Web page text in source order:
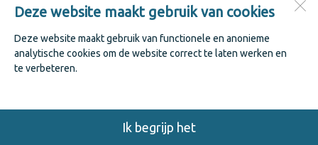
Deze website maakt gebruik van cookies
Deze website maakt gebruik van functionele en anonieme
analytische cookies om de website correct te laten werken en
te verbeteren.
Ik begrijp het